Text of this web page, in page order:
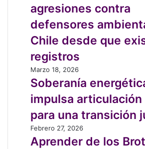
año
con
más
agresiones
contra
defensores
ambientales
en
Chile
desde
que
existen
registros
agresiones contra
defensores
Chile desde que
registros
Soberanía
energética:
impulsa
articulación
clave
para
una
Marzo 18, 2026
Soberanía
impulsa articulación
para una transición
Aprender
de
Febrero 27, 2026
Aprender de los